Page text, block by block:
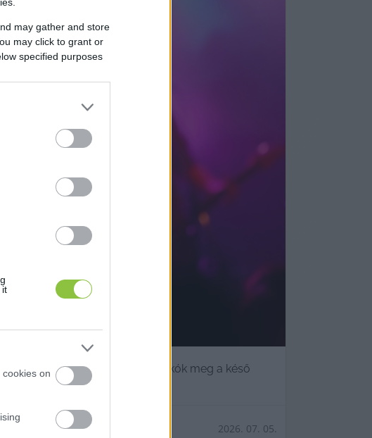
may gather and store
may click to grant or
specified purposes
it
on
vágyóknak?
közelében lakók meg a késő
2026. 07. 05.